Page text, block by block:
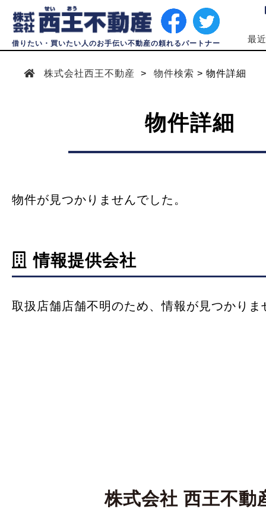
借りたい・買いたい人のお手伝い不動産の頼れるパートナー 最
株式会社西王不動産 物件検索 物件詳細
物件詳細
物件が見つかりませんでした。
情報提供会社
取扱店舗店舗不明のため、情報が見つかりま
株式会社 西王不動